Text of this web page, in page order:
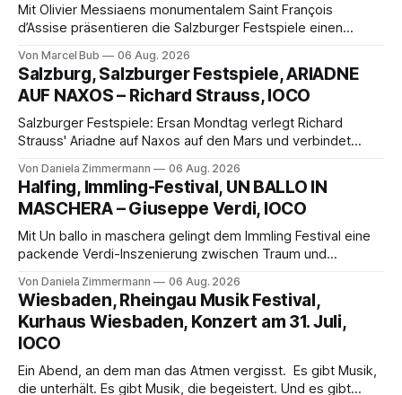
Mit Olivier Messiaens monumentalem Saint François
d’Assise präsentieren die Salzburger Festspiele einen
eine bildgewaltige Inszenierung, Maxime Pascal entfaltet
die komplexe Partitur eindrucksvoll, Philippe Sly berührt als
Franziskus.
Von Marcel Bub 06 Aug. 2026
Salzburg, Salzburger Festspiele, ARIADNE
AUF NAXOS – Richard Strauss, IOCO
Salzburger Festspiele: Ersan Mondtag verlegt Richard
Strauss' Ariadne auf Naxos auf den Mars und verbindet
Aufführung mit starken Solisten und den Wiener
Philharmonikern, szenisch bleibt der zweite Akt jedoch
hinter den Erwartungen zurück.
Von Daniela Zimmermann 06 Aug. 2026
Halfing, Immling-Festival, UN BALLO IN
MASCHERA – Giuseppe Verdi, IOCO
Mit Un ballo in maschera gelingt dem Immling Festival eine
packende Verdi-Inszenierung zwischen Traum und
psychologische Tiefe mit starken Bildern, getragen von
einem spielfreudigen Ensemble und einer musikalisch
überzeugenden Gesamtleistung.
Von Daniela Zimmermann 06 Aug. 2026
Wiesbaden, Rheingau Musik Festival,
Kurhaus Wiesbaden, Konzert am 31. Juli,
IOCO
Ein Abend, an dem man das Atmen vergisst. Es gibt Musik,
die unterhält. Es gibt Musik, die begeistert. Und es gibt